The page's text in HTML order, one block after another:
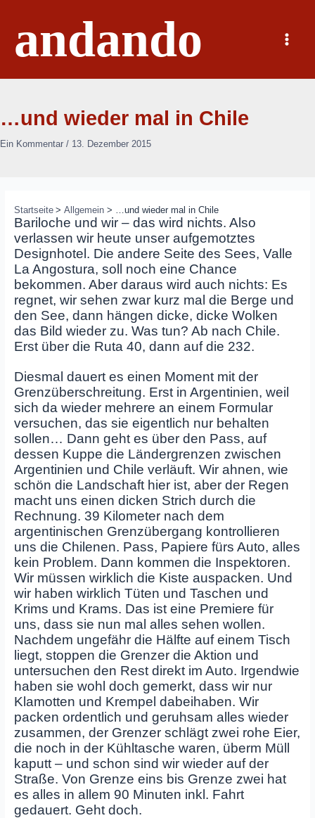
springenandando
Main
Menu
…und wieder mal in Chile
Ein Kommentar / 13. Dezember 2015
Startseite Allgemein …und wieder mal in Chile
Bariloche und wir – das wird nichts. Also
verlassen wir heute unser aufgemotztes
Designhotel. Die andere Seite des Sees, Valle
La Angostura, soll noch eine Chance
bekommen. Aber daraus wird auch nichts: Es
regnet, wir sehen zwar kurz mal die Berge und
den See, dann hängen dicke, dicke Wolken
das Bild wieder zu. Was tun? Ab nach Chile.
Erst über die Ruta 40, dann auf die 232.
Diesmal dauert es einen Moment mit der
Grenzüberschreitung. Erst in Argentinien, weil
sich da wieder mehrere an einem Formular
versuchen, das sie eigentlich nur behalten
sollen… Dann geht es über den Pass, auf
dessen Kuppe die Ländergrenzen zwischen
Argentinien und Chile verläuft. Wir ahnen, wie
schön die Landschaft hier ist, aber der Regen
macht uns einen dicken Strich durch die
Rechnung. 39 Kilometer nach dem
argentinischen Grenzübergang kontrollieren
uns die Chilenen. Pass, Papiere fürs Auto, alles
kein Problem. Dann kommen die Inspektoren.
Wir müssen wirklich die Kiste auspacken. Und
wir haben wirklich Tüten und Taschen und
Krims und Krams. Das ist eine Premiere für
uns, dass sie nun mal alles sehen wollen.
Nachdem ungefähr die Hälfte auf einem Tisch
liegt, stoppen die Grenzer die Aktion und
untersuchen den Rest direkt im Auto. Irgendwie
haben sie wohl doch gemerkt, dass wir nur
Klamotten und Krempel dabeihaben. Wir
packen ordentlich und geruhsam alles wieder
zusammen, der Grenzer schlägt zwei rohe Eier,
die noch in der Kühltasche waren, überm Müll
kaputt – und schon sind wir wieder auf der
Straße. Von Grenze eins bis Grenze zwei hat
es alles in allem 90 Minuten inkl. Fahrt
gedauert. Geht doch.